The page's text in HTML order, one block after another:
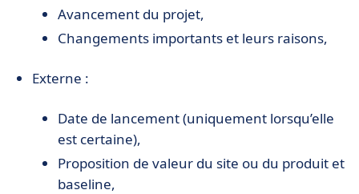
Avancement du projet,
Changements importants et leurs raisons,
Externe :
Date de lancement (uniquement lorsqu’elle
est certaine),
Proposition de valeur du site ou du produit et
baseline,